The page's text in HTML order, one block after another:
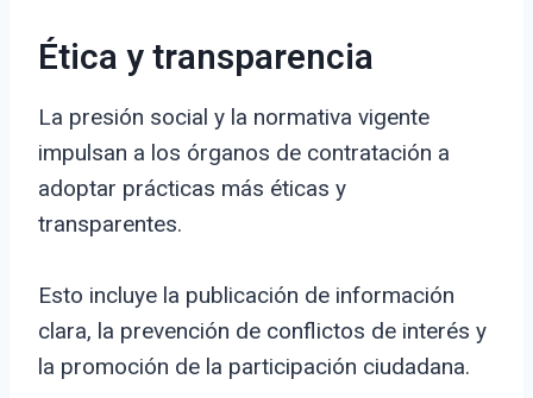
Ética y transparencia
La presión social y la normativa vigente
impulsan a los órganos de contratación a
adoptar prácticas más éticas y
transparentes.
Esto incluye la publicación de información
clara, la prevención de conflictos de interés y
la promoción de la participación ciudadana.